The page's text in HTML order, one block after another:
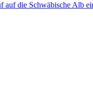
die Schwäbische Alb